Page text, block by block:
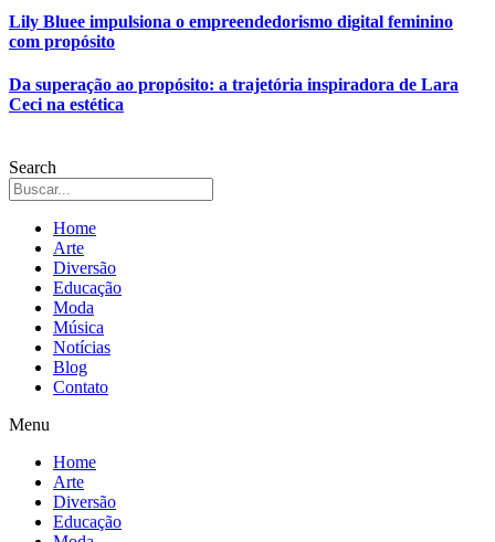
Lily Bluee impulsiona o empreendedorismo digital feminino
com propósito
Da superação ao propósito: a trajetória inspiradora de Lara
Ceci na estética
Search
Home
Arte
Diversão
Educação
Moda
Música
Notícias
Blog
Contato
Menu
Home
Arte
Diversão
Educação